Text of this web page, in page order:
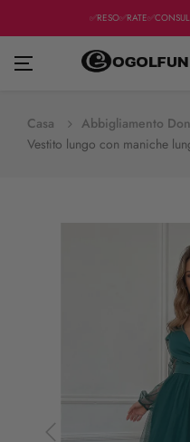
navigazione
☰
Casa Abbigliamento
Vestito lungo con maniche